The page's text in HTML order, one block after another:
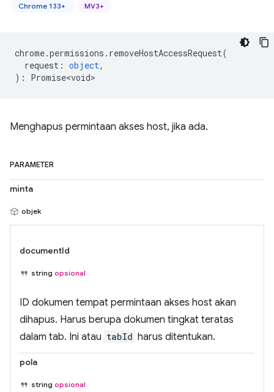
Chrome 133+ MV3+
chrome.permissions . removeHostAccessRequest(
request : object,
) : Promise<void>
Menghapus permintaan akses host, jika ada.
PARAMETER
minta
objek
documentId
string opsional
ID dokumen tempat permintaan akses host akan
dihapus. Harus berupa dokumen tingkat teratas
dalam tab. Ini atau tabId harus ditentukan.
pola
string opsional